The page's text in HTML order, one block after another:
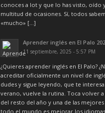
conoces a lot y que lo has visto, oído
multitud de ocasiones. Sí, todos
«mucho» […]
Aprender inglés en El Palo
11 septiembre, 2025 - 5:57 PM
¿Quieres aprender inglés en El Palo?
acreditar oficialmente un nivel de
dudes y sigue leyendo, que te
verano, vuelve la rutina. Toca volver a
del resto del año y una de las
todo el mundo es mejorar los